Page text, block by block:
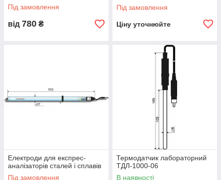
Під замовлення
від 780 ₴
Під замовлення
Ціну уточнюйте
Електроди для експрес-
аналізаторів сталей і сплавів
Під замовлення
Термодатчик лабораторний
ТДЛ-1000-06
В наявності